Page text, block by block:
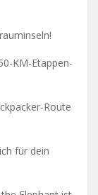
KM-Etappen-
Route
für dein